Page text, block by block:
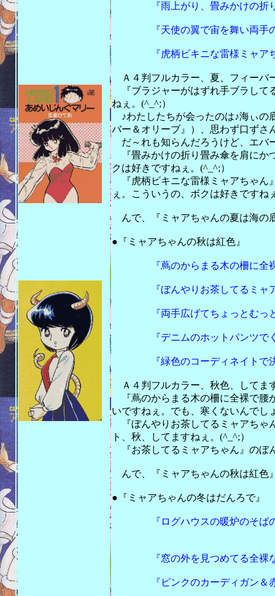
『雨上がり、畳みかけの折り畳
『天使の翼で宙を舞い両手の
『虎柄ビキニな雷様ミャアち
Ａ４判フルカラー、夏、フィーバ
『ブラジャーがはずれ手ブラして
ねぇ。(^_^;）
♪わたしたちが会ったのは♪海ぃの
バー＆オリーブ』）、思わず口ずさ
だ～れも知らんだろうけど、エバ
『畳みかけの折り畳み傘を肩にか
クは好きですねぇ。(^_^;）
『虎柄ビキニな雷様ミャアちゃん
ぇ。こういうの、ボクは好きですね
んで、『ミャアちゃんの夏は海の
●『ミャアちゃんの秋は紅色』
『蔦のからまる木の柵に全裸
『ぼんやりお茶してるミャア
『両手広げてちょっとむっと
『デニムのホットパンツでく
『緑色のコーディネイトで決
Ａ４判フルカラー、秋色、してま
『蔦のからまる木の柵に全裸で腰
いですねぇ。でも、寒くないんでし
『ぼんやりお茶してるミャアちゃ
ト、秋、してますねぇ。(^_^;）
『お茶してるミャアちゃん』のぼ
んで、『ミャアちゃんの秋は紅色
●『ミャアちゃんの冬はだんろで』
『ログハウスの暖炉のそばの
『窓の外を見つめてる全裸な
『ピンクのカーディガン＆赤い